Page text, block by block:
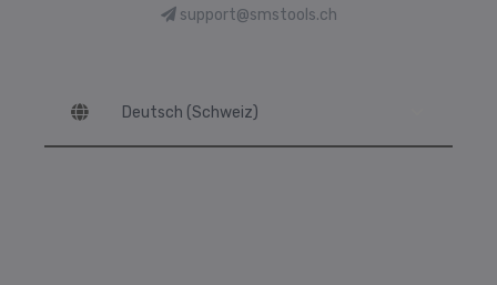
support@smstools.ch